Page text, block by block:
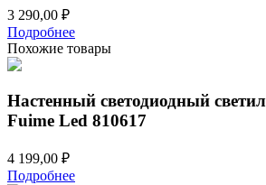
3 290,00 ₽
Подробнее
Похожие товары
Настенный светодиодный
Fuime Led 810617
4 199,00 ₽
Подробнее